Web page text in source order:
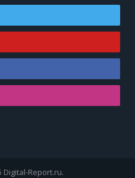
Digital-Report.ru.